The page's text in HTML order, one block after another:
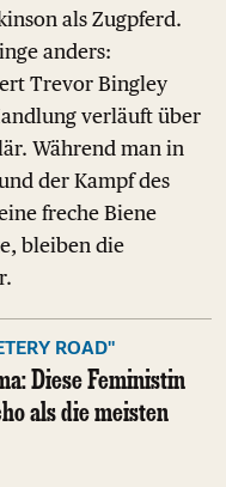
als Zugpferd.
anders:
Trevor Bingley
verläuft über
Während man in
der Kampf des
freche Biene
bleiben die
ROAD"
Diese Feministin
als die meisten